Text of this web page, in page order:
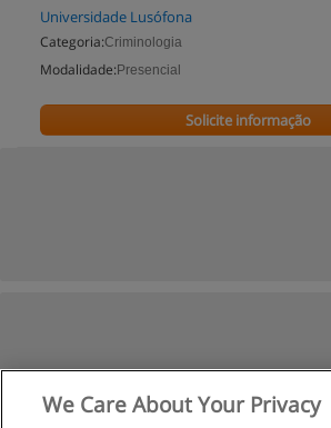
Universidade Lusófona
Categoria:Criminologia
Modalidade: Presencial
Solicite informação
We Care About Your Privacy